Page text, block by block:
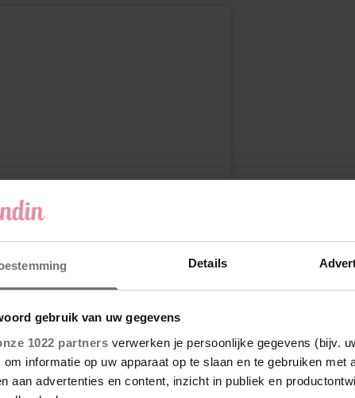
Details
gebruik van uw gegevens
1022 partners verwerken je persoonlijke gegevens (bijv.
om informatie op uw apparaat op te slaan en te gebruiken
aan advertenties en content, inzicht in publiek en
op Instagram